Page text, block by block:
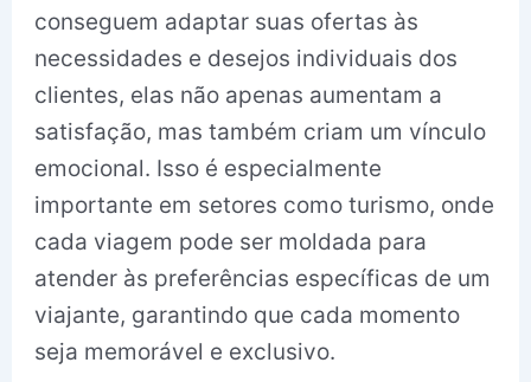
conseguem adaptar suas ofertas às
necessidades e desejos individuais dos
clientes, elas não apenas aumentam a
satisfação, mas também criam um vínculo
emocional. Isso é especialmente
importante em setores como turismo, onde
cada viagem pode ser moldada para
atender às preferências específicas de um
viajante, garantindo que cada momento
seja memorável e exclusivo.